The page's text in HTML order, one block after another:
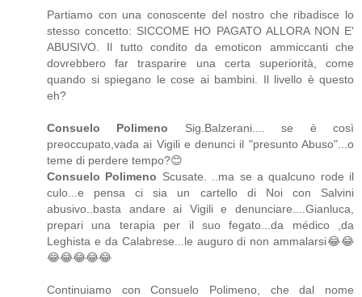
Partiamo con una conoscente del nostro che ribadisce lo
stesso concetto: SICCOME HO PAGATO ALLORA NON E'
ABUSIVO. Il tutto condito da emoticon ammiccanti che
dovrebbero far trasparire una certa superiorità, come
quando si spiegano le cose ai bambini. Il livello è questo
eh?
Consuelo Polimeno Sig.Balzerani.... se è così
preoccupato,vada ai Vigili e denunci il "presunto Abuso"...o
teme di perdere tempo?😊
Consuelo Polimeno Scusate. ..ma se a qualcuno rode il
culo...e pensa ci sia un cartello di Noi con Salvini
abusivo..basta andare ai Vigili e denunciare....Gianluca,
prepari una terapia per il suo fegato...da médico ,da
Leghista e da Calabrese...le auguro di non ammalarsi😂😂
😂😂😂😂😂
Continuiamo con Consuelo Polimeno, che dal nome